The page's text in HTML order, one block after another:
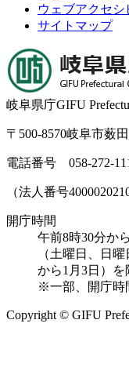
ウェブアクセ
サイトマップ
岐阜県庁GIFU
〒500-8570岐阜市薮
電話番号 058-272-
（法人番号
開庁時間
午前8時30分か
（土曜日、日
から1月3日）を
※一部、開庁時
Copyright © GIFU